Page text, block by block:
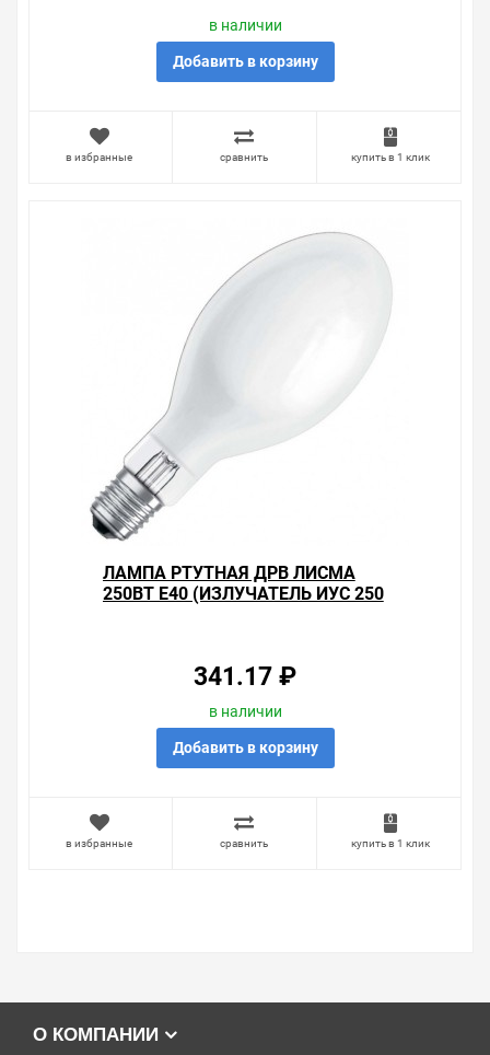
в наличии
Добавить в корзину
в избранные сравнить купить в 1 клик
ЛАМПА РТУТНАЯ ДРВ ЛИСМА
250ВТ Е40 (ИЗЛУЧАТЕЛЬ ИУС 250
341.17 ₽
в наличии
Добавить в корзину
в избранные сравнить купить в 1 клик
О КОМПАНИИ